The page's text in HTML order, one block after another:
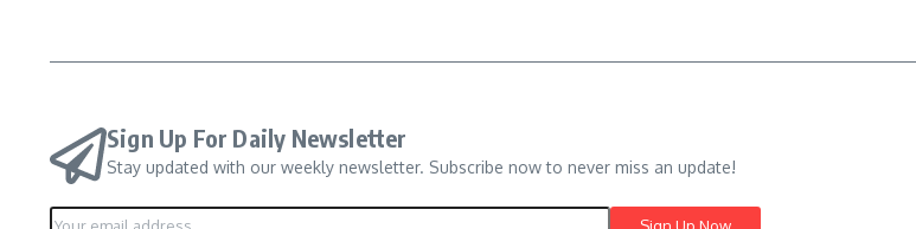
Sign Up For Daily Newsletter
Stay updated with our weekly newsletter. Subscribe now to never miss an update!